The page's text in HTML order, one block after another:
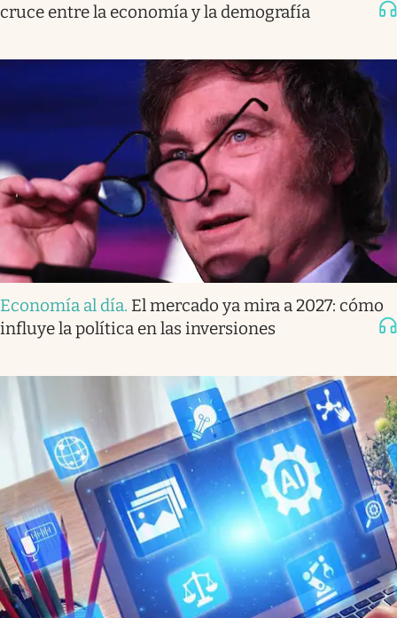
cruce entre la economía y la demografía
Economía al día. El mercado ya mira a 2027: cómo
influye la política en las inversiones